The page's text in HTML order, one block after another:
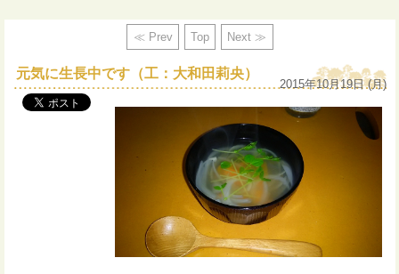
≪ Prev Top Next ≫
元気に生長中です（工：大和田莉央）
2015年10月19日 (月)